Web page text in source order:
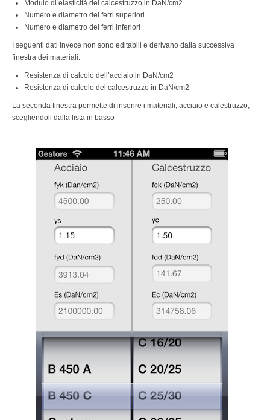
Modulo di elasticità del calcestruzzo in DaN/cm2
Numero e diametro dei ferri superiori
Numero e diametro dei ferri inferiori
I seguenti dati invece non sono editabili e derivano dalla successiva
finestra dei materiali:
Resistenza di calcolo dell’acciaio in DaN/cm2
Resistenza di calcolo del calcestruzzo in DaN/cm2
La seconda finestra permette di inserire i materiali, acciaio e calestruzzo,
scegliendoli dalla lista in basso